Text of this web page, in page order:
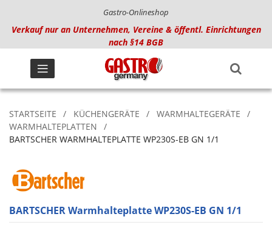
Gastro-Onlineshop
Verkauf nur an Unternehmen, Vereine & öffentl. Einrichtungen
nach §14 BGB
STARTSEITE KÜCHENGERÄTE
WARMHALTEGERÄTE
WARMHALTEPLATTEN
BARTSCHER WARMHALTEPLATTE WP230S-EB GN 1/1
BARTSCHER Warmhalteplatte WP230S-EB GN 1/1